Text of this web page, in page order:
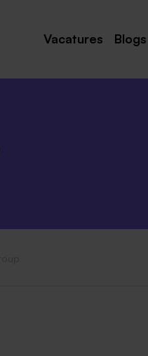
Vacatures
Maastricht